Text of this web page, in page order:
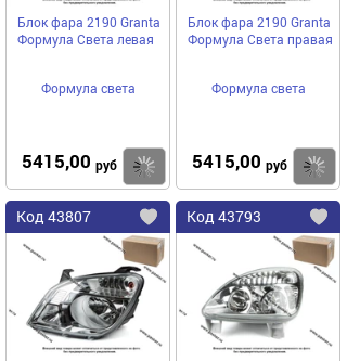
Блок фара 2190 Granta
Формула Света левая
Формула света
5415,00 руб Купить
Блок фара 2190 Granta
Формула Света правая
Формула света
5415,00 руб
Код 43807
Добавить
в
избранное
Код 43793
в